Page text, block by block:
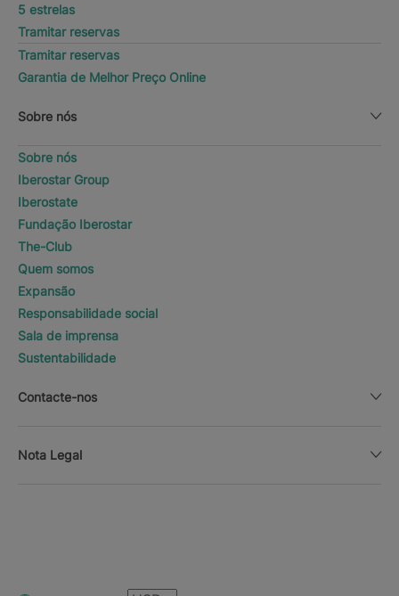
5 estrelas
Tramitar reservas
Tramitar reservas
Garantia de Melhor Preço Online
Sobre nós
Sobre nós
Iberostar Group
Iberostate
Fundação Iberostar
The-Club
Quem somos
Expansão
Responsabilidade social
Sala de imprensa
Sustentabilidade
Contacte-nos
Nota Legal